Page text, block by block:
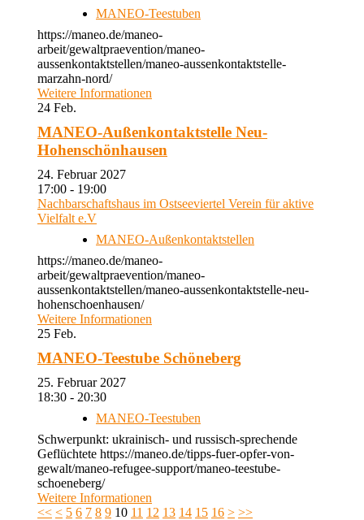
MANEO-Teestuben
https://maneo.de/maneo-
arbeit/gewaltpraevention/maneo-
aussenkontaktstellen/maneo-aussenkontaktstelle-
marzahn-nord/
Weitere Informationen
24 Feb.
MANEO-Außenkontaktstelle Neu-
Hohenschönhausen
24. Februar 2027
17:00 - 19:00
Nachbarschaftshaus im Ostseeviertel Verein für aktive
Vielfalt e.V
MANEO-Außenkontaktstellen
https://maneo.de/maneo-
arbeit/gewaltpraevention/maneo-
aussenkontaktstellen/maneo-aussenkontaktstelle-neu-
hohenschoenhausen/
Weitere Informationen
25 Feb.
MANEO-Teestube Schöneberg
25. Februar 2027
18:30 - 20:30
MANEO-Teestuben
Schwerpunkt: ukrainisch- und russisch-sprechende
Geflüchtete https://maneo.de/tipps-fuer-opfer-von-
gewalt/maneo-refugee-support/maneo-teestube-
schoeneberg/
Weitere Informationen
<< < 5 6 7 8 9 10 11 12 13 14 15 16 > >>